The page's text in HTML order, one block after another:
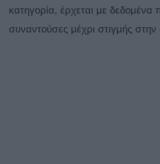
κατηγορία, έρχεται με δεδομένα
συναντούσες μέχρι στιγμής